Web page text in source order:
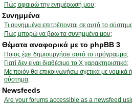
Πώς αφαιρώ την ενημέρωσή μου;
Συνημμένα
Τι συνημμένα επιτρέπονται σε αυτό το
Πώς μπορώ να βρω τα συνημμένα μου;
Θέματα αναφορικά με το phpBB 3
Ποιος έχει δημιουργήσει αυτό το πρόγραμμα;
Γιατί δεν είναι διαθέσιμο το Χ χαρακτηριστικό;
Με ποιόν θα επικοινωνήσω σχετικά με
σύστημα;
Newsfeeds
Are your forums accessible as a newsfeed